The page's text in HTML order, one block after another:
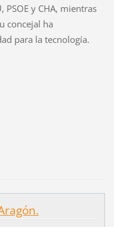
y CHA, mientras
concejal ha
para la tecnología.